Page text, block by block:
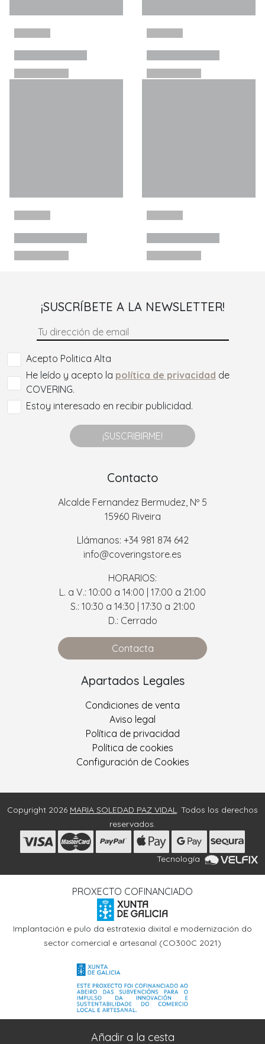
¡SUSCRÍBETE A LA NEWSLETTER!
Acepto Politica Alta
He leído y acepto la política de privacidad de
COVERING.
Estoy interesado en recibir publicidad.
¡SUSCRIBIRME!
Contacto
Alcalde Fernandez Bermudez, Nº 5
15960 Riveira
Llámanos: +34 981 874 642
info@coveringstore.es
HORARIOS:
L. a V.: 10:00 a 14:00 | 17:00 a 21:00
S.: 10:30 a 14:30 | 17:30 a 21:00
D.: Cerrado
Contacta
Apartados Legales
Condiciones de venta
Aviso legal
Política de privacidad
Política de cookies
Configuración de Cookies
Copyright 2026 MARIA SOLEDAD PAZ VIDAL
. Todos los derechos
reservados.
Tecnología
PROXECTO COFINANCIADO
Implantación e pulo da estratexia dixital e modernización do
sector comercial e artesanal (CO300C 2021)